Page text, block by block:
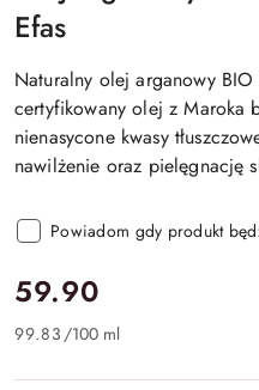
Efas
Naturalny olej arganowy BIO
certyfikowany olej z Maroka
nienasycone kwasy
nawilżenie oraz pielęgnację
Powiadom gdy produkt
cena:
59.90
99.83 /100 ml